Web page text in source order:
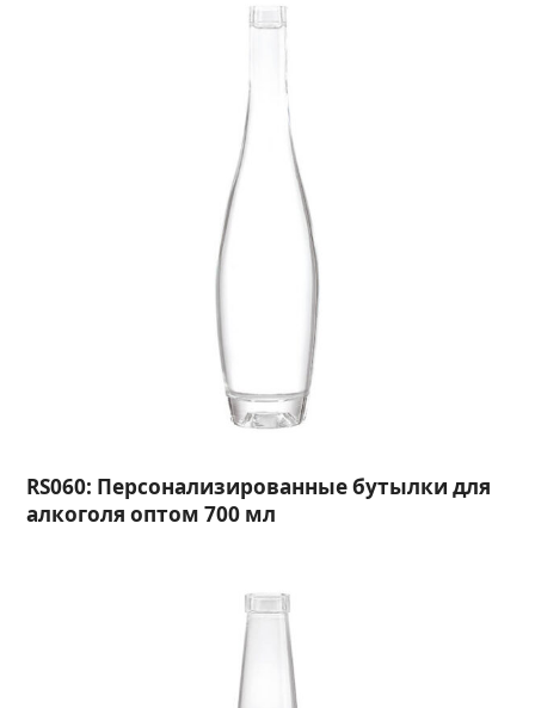
RS060: Персонализированные бутылки для
алкоголя оптом 700 мл